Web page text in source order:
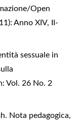
Open
Anno XIV, II-
sessuale in
Vol. 26 No. 2
Nota pedagogica,